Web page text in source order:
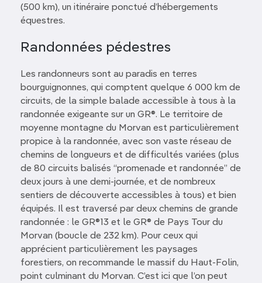
(500 km), un itinéraire ponctué d’hébergements
équestres.
Randonnées pédestres
Les randonneurs sont au paradis en terres
bourguignonnes, qui comptent quelque 6 000 km de
circuits, de la simple balade accessible à tous à la
randonnée exigeante sur un GR®. Le territoire de
moyenne montagne du Morvan est particulièrement
propice à la randonnée, avec son vaste réseau de
chemins de longueurs et de difficultés variées (plus
de 80 circuits balisés “promenade et randonnée’’ de
deux jours à une demi-journée, et de nombreux
sentiers de découverte accessibles à tous) et bien
équipés. Il est traversé par deux chemins de grande
randonnée : le GR®13 et le GR® de Pays Tour du
Morvan (boucle de 232 km). Pour ceux qui
apprécient particulièrement les paysages
forestiers, on recommande le massif du Haut-Folin,
point culminant du Morvan. C’est ici que l’on peut